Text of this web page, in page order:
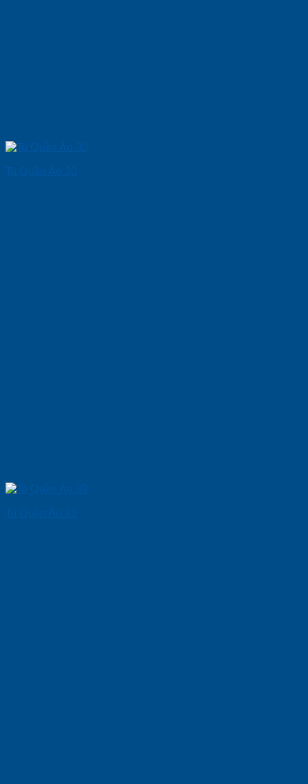
Tủ Quần Áo 30
Tủ Quần Áo 33